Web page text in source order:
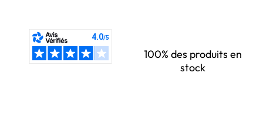
100% des produits en
stock